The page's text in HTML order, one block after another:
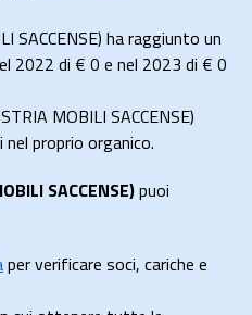
SACCENSE) ha raggiunto un
2022 di € 0 e nel 2023 di € 0
MOBILI SACCENSE)
proprio organico.
SACCENSE)puoi
per verificare soci, cariche e